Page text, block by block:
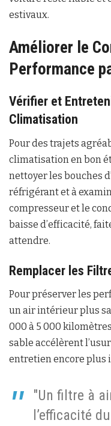
estivaux.
Améliorer le
Performance
Vérifier et
Climatisation
Pour des trajets
climatisation en bon
nettoyer les bouches
réfrigérant et à
compresseur et le
baisse d’efficacité,
attendre.
Remplacer les
Pour préserver les
un air intérieur plus
000 à 5 000 kilomètres
sable accélèrent
entretien encore plus
"Un filtre à
l’efficacité